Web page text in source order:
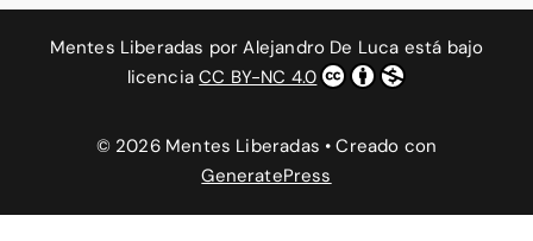
Mentes Liberadas porAlejandro De Luca está bajo
licenciaCC BY-NC 4.0
© 2026 Mentes Liberadas • Creado con
GeneratePress